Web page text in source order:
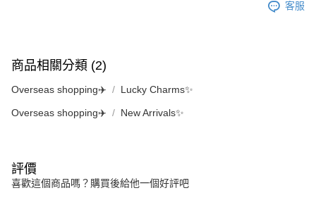
客服
商品相關分類 (2)
Overseas shopping✈️ Lucky Charms✨
Overseas shopping✈️ New Arrivals✨
評價
喜歡這個商品嗎？購買後給他一個好評吧